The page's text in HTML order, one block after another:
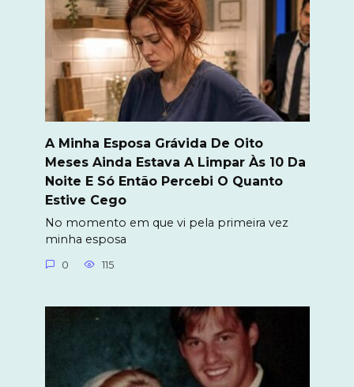
A Minha Esposa Grávida De Oito
Meses Ainda Estava A Limpar Às 10 Da
Noite E Só Então Percebi O Quanto
Estive Cego
No momento em que vi pela primeira vez
minha esposa
0 115